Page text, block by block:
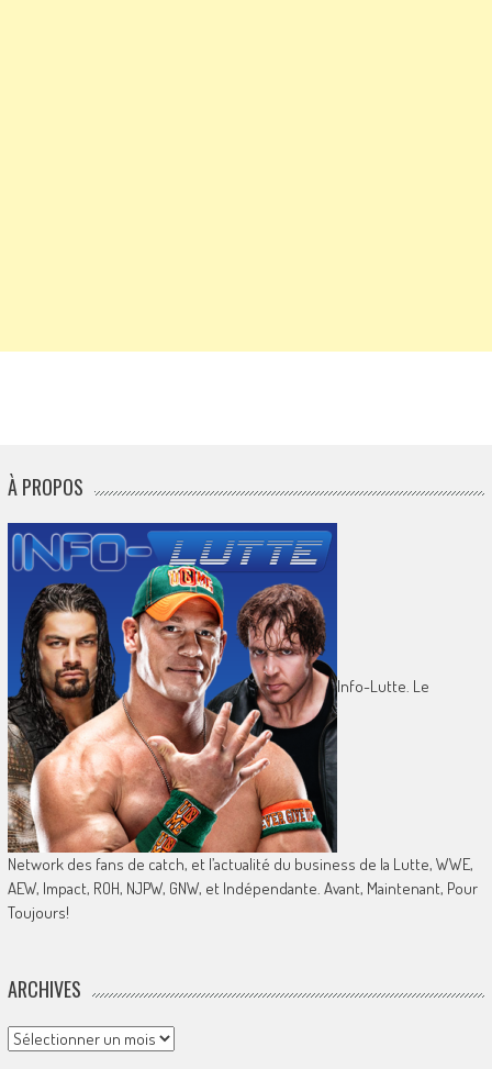
À PROPOS
Info-Lutte. Le
Network des fans de catch, et l’actualité du business de la Lutte, WWE,
AEW, Impact, ROH, NJPW, GNW, et Indépendante. Avant, Maintenant, Pour
Toujours!
ARCHIVES
Archives